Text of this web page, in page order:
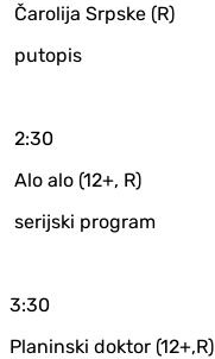
Čarolija Srpske (R)
putopis
2:30
Alo alo (12+, R)
serijski program
3:30
Planinski doktor (12+,R)